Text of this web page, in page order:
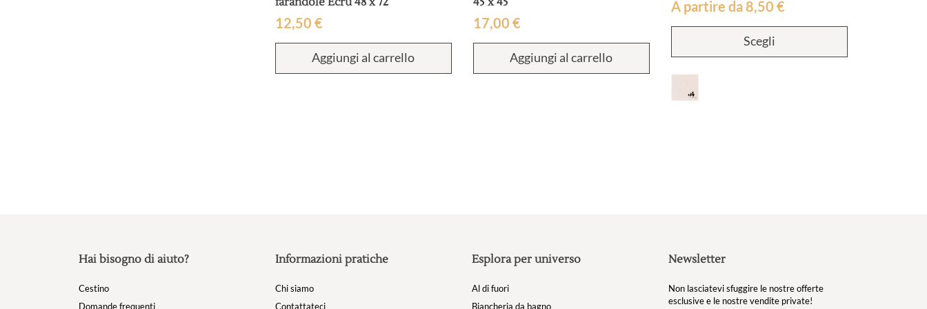
12,50 €
Aggiungi al carrello
17,00€
Aggiungi al carrello
A partire da8,50€
Scegli
Questo
ha
Hai bisogno di aiuto?
Cestino
Domande frequenti
Informazioni pratiche
Chi siamo
Contattateci
Esplora per universo
Al di fuori
Biancheria da bagno
Newsletter
Non lasciatevi sfuggire le nostre offerte
esclusive e le nostre vendite private!